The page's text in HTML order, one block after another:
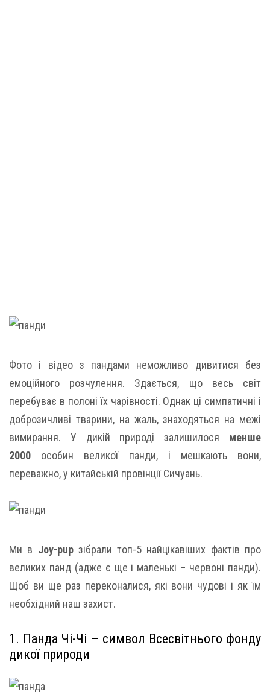
Фото і відео з пандами неможливо дивитися без
емоційного розчулення. Здається, що весь світ
перебуває в полоні їх чарівності. Однак ці симпатичні і
доброзичливі тварини, на жаль, знаходяться на межі
вимирання. У дикій природі залишилося менше
2000 особин великої панди, і мешкають вони,
переважно, у китайській провінції Сичуань.
Ми в Joy-pupзібрали топ-5 найцікавіших фактів про
великих панд (адже є ще і маленькі – червоні панди).
Щоб ви ще раз переконалися, які вони чудові і як їм
необхідний наш захист.
1. Панда Чі-Чі – символ Всесвітнього фонду
дикої природи